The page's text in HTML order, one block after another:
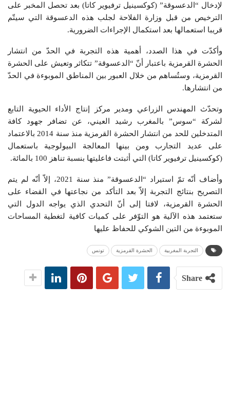
لإدخال “الدعسوقة” (كوكسينيل ترفيوير كاتا) بعد تحصل المخبر على
الترخيص من قبل وزارة الفلاحة لجلب هذه الدعسوقة التي سيتّم
قريبا استعمالها بعد استكمال الإجراءات الضرورية.
وأكدّت في هذا الصدد، أهمية هذه التجربة في الحدّ من انتشار
الحشرة القرمزية باعتبار أنّ “الدعسوقة” تتكاثر وتعيش على الحشرة
القرمزية، وستُساهم من خلال العبور بين المناطق الموبوءة في الحدّ
من انتشارها.
وتحدّث المهندس الزراعي ومدير مركز إنتاج الأداء الحيوية التابع
لشركة “سوس” بالمغرب رشيد العيني، عن تضافر جهود كافة
المتدخلين للحد من انتشار الحشرة القرمزية منذ سنة 2014 بالاعتماد
على عديد التجارب ومن بينها المعالجة البيولوجية باستعمال
(كوكسينيل ترفيوير كاتا) التي أثبتت فاعليتها بنسبة تناهز 100 بالمائة.
وأضاف أنّه تمّ استيراد “الدعسوقة” منذ سنة 2021، إلاّ أنّه لم يتم
التصريح بنتائج التجربة إلاّ بعد التأكد من نجاعتها في القضاء على
الحشرة القرمزية، لافتا إلى أنّ التحدي الذي يواجه الدول التي
ستعتمد هذه الآلية هو التوّفر على كميات كافية لتغطية المساحات
الموبوءة من التين الشوكي للحفاظ عليها
التجربة المغربية الحشرة القرمزية تونس
Share